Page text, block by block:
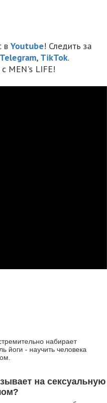
в Youtube! Следить за
Telegram, TikTok.
с MEN's LIFE!
набирает
йоги - научить человека
на сексуальную